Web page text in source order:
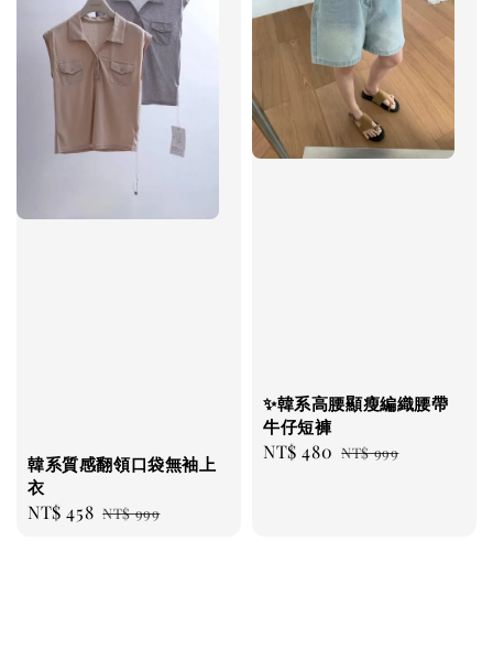
韓系質感翻領口袋無袖上
衣
Sale
NT$ 458 Regular
NT$ 999
✨韓系高腰顯瘦編織腰帶
牛仔短褲
Sale
NT$ 480 Regular
NT$ 999